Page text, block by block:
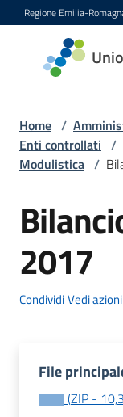
Vai al contenuto
Vai alla navigazione
Vai al footer
Regione Emilia-
Unione
Bassa
Amministrazione
Novità
Servizi
Vivere
Home /
Enti controllati /
Modulistica /
2017
CondividiVedi azioni
File
(ZIP -